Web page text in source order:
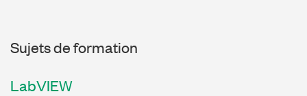
Sujets de formation
LabVIEW